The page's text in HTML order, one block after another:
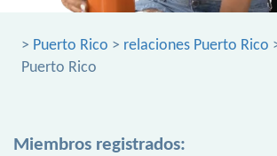
> Puerto Rico > relaciones Puerto Rico
Puerto Rico
Miembros registrados: